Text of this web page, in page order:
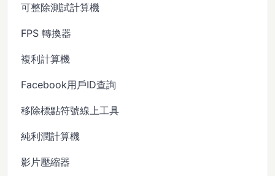
可整除測試計算機
FPS 轉換器
複利計算機
Facebook用戶ID查詢
移除標點符號線上工具
純利潤計算機
影片壓縮器